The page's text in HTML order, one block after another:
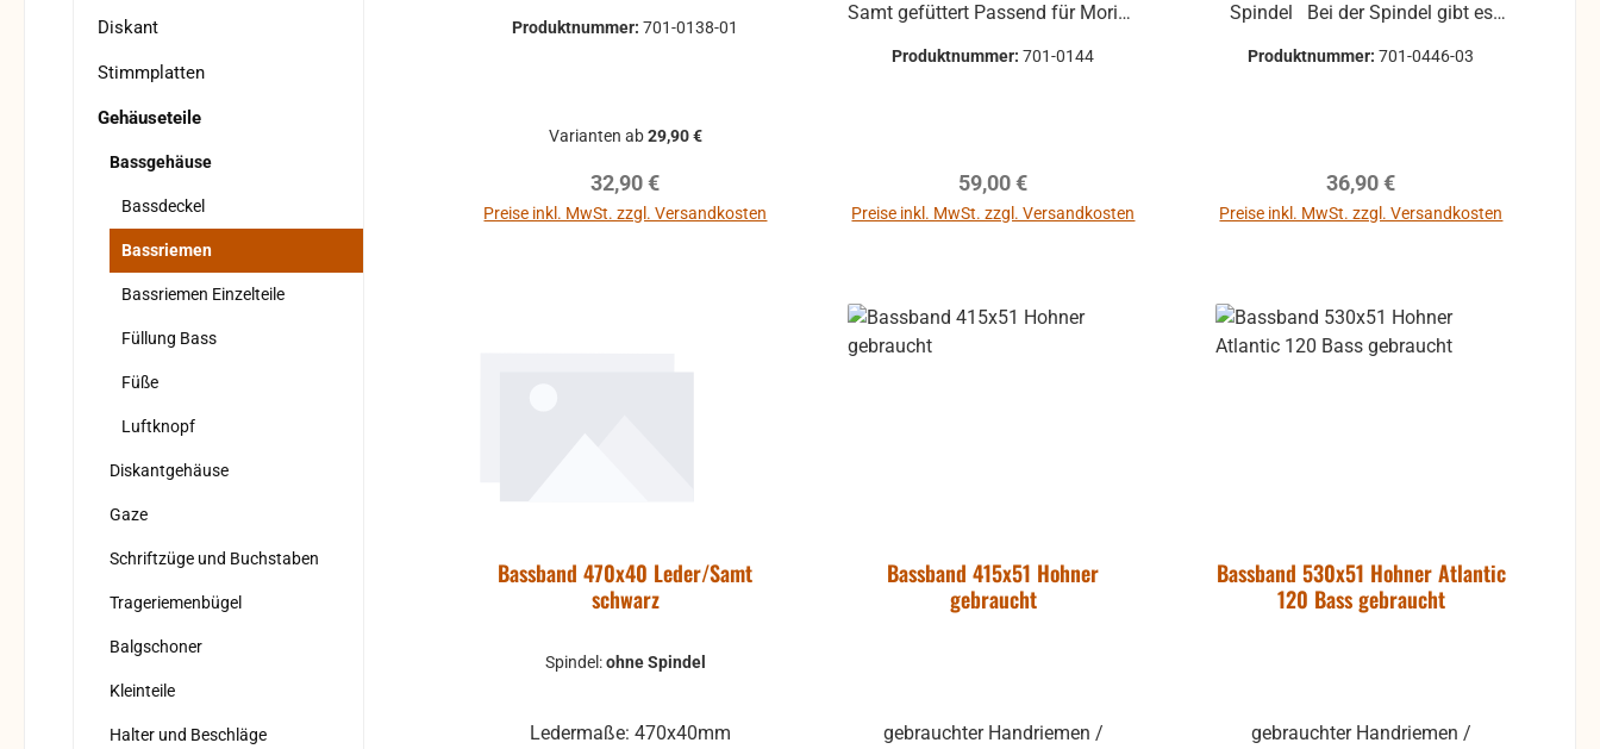
Diskant
Stimmplatten
Gehäuseteile
Bassgehäuse
Bassdeckel
Bassriemen
Bassriemen Einzelteile
Füllung Bass
Füße
Luftknopf
Diskantgehäuse
Gaze
Schriftzüge und Buchstaben
Trageriemenbügel
Balgschoner
Kleinteile
Halter und Beschläge
Produktnummer:701-0138-01
Varianten ab29,90 €
Regulärer Preis:
32,90 €
Preise inkl. MwSt. zzgl. Versandkosten
Samt gefüttert Passend für Morino
Produktnummer:701-0144
Regulärer Preis:
59,00 €
Preise inkl. MwSt. zzgl. Versandkosten
Spindel Bei der Spindel gibt es
Produktnummer:701-0446-03
Regulärer Preis:
36,90 €
Preise inkl. MwSt. zzgl. Versandkosten
Bassband 470x40 Leder/Samt
schwarz
Spindel:ohne Spindel
Bassband 415x51 Hohner
gebraucht
gebrauchter Handriemen /
Bassband 530x51 Hohner Atlantic
120 Bass gebraucht
gebrauchter Handriemen /